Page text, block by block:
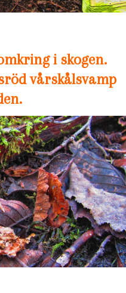
i skogen.
vårskålsvamp